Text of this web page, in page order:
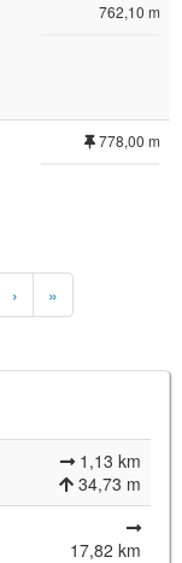
762,10 m
778,00 m
Pàgina
següent
›
Última
pàgina
»
1,13 km
34,73 m
17,82 km